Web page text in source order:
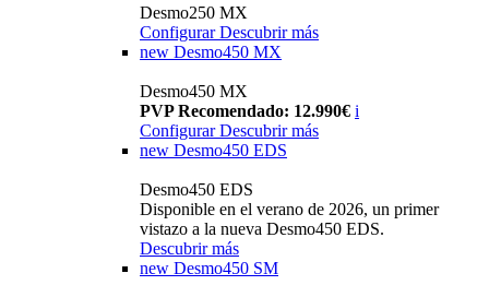
Desmo250 MX
Configurar Descubrir más
new Desmo450 MX
Desmo450 MX
PVP Recomendado: 12.990€ i
Configurar Descubrir más
new Desmo450 EDS
Desmo450 EDS
Disponible en el verano de 2026, un primer
vistazo a la nueva Desmo450 EDS.
Descubrir más
new Desmo450 SM